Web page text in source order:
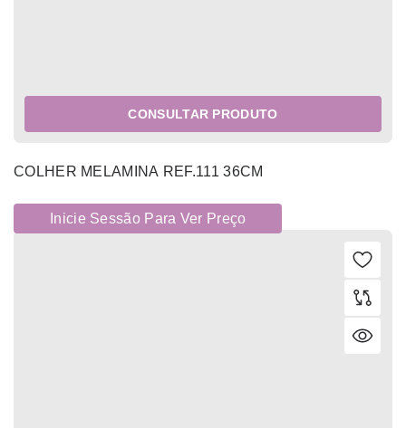
CONSULTAR PRODUTO
COLHER MELAMINA REF.111 36CM
Inicie Sessão Para Ver Preço